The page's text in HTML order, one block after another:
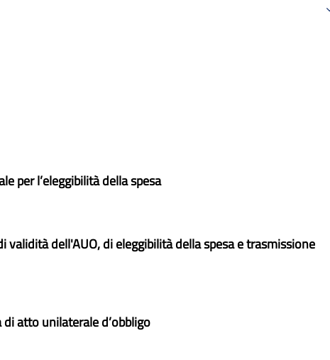
per l’eleggibilità della spesa
validità dell'AUO, di eleggibilità della spesa e trasmissione
atto unilaterale d’obbligo